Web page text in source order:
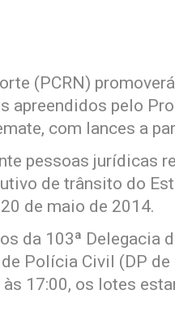
(PCRN)
apreendidos pelo
com lances a
pessoas jurídicas
de trânsito do
de maio de 2014.
da 103ª Delegacia
Polícia Civil (DP
17:00, os lotes